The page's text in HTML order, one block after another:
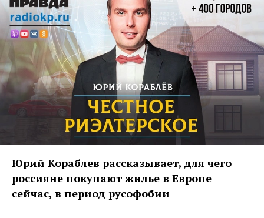
Юрий Кораблев рассказывает, для чего
россияне покупают жилье в Европе
сейчас, в период русофобии